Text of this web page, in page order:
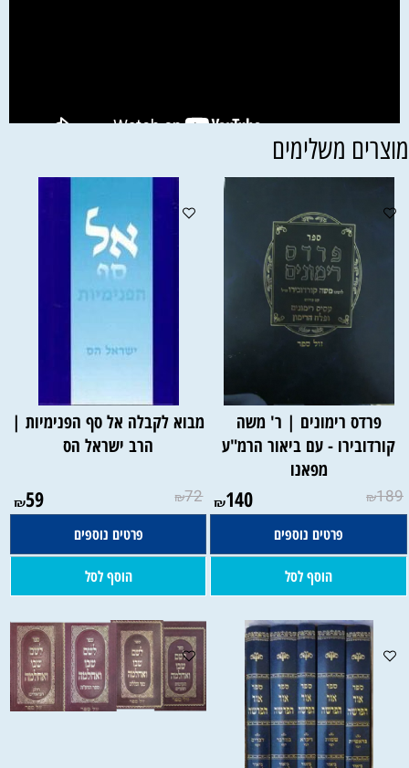
משלימים
פרדס רימונים | ר' משה
קורדובירו - עם ביאור הרמ"ע
מפאנו
₪189
₪140
פרטים נוספים
הוסף לסל
מבוא לקבלה אל סף הפנימיות |
הרב ישראל הס
₪72
₪59
פרטים נוספים
הוסף לסל